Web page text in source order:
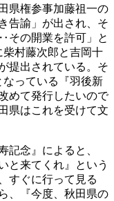
県権参事加藤祖一の
告諭」が出され、そ
その開業を許可」と
村藤次郎と吉岡十
提出されている。そ
っている『羽後新
めて発行したいので
県はこれを受けて文
記念』によると、
と来てくれ』という
すぐに行って見る
、『今度、秋田県の